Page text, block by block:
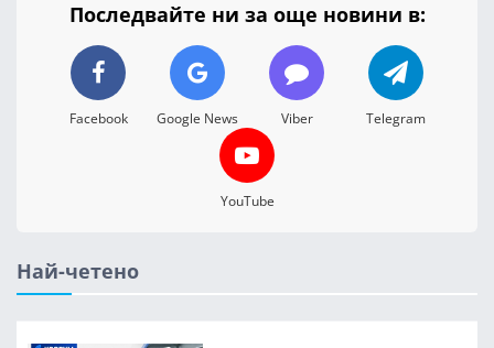
Последвайте ни за още новини в:
Facebook Google News Viber Telegram
YouTube
Най-четено